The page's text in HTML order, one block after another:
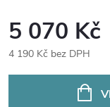
5 070 Kč
4 190 Kč bez DPH